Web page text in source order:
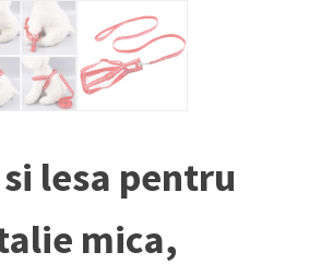
lesa pentru
mica,